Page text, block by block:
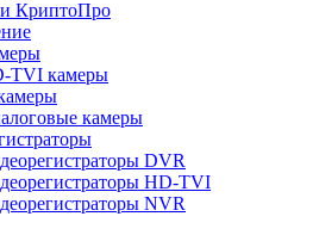
КриптоПро
TVI камеры
камеры
DVR
HD-TVI
NVR